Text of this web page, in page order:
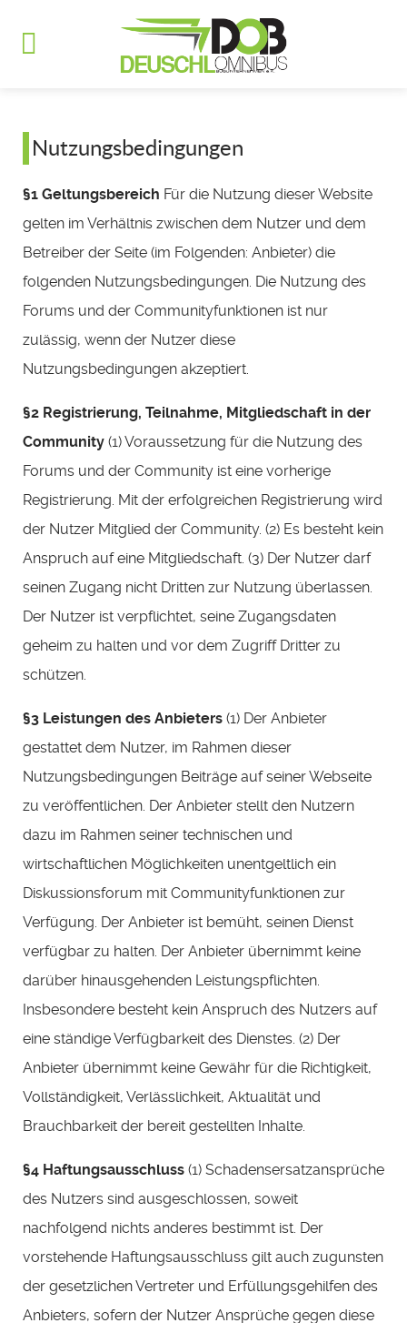
Nutzungsbedingungen
§1 Geltungsbereich Für die Nutzung dieser Website
gelten im Verhältnis zwischen dem Nutzer und dem
Betreiber der Seite (im Folgenden: Anbieter) die
folgenden Nutzungsbedingungen. Die Nutzung des
Forums und der Communityfunktionen ist nur
zulässig, wenn der Nutzer diese
Nutzungsbedingungen akzeptiert.
§2 Registrierung, Teilnahme, Mitgliedschaft in der
Community (1) Voraussetzung für die Nutzung des
Forums und der Community ist eine vorherige
Registrierung. Mit der erfolgreichen Registrierung wird
der Nutzer Mitglied der Community. (2) Es besteht kein
Anspruch auf eine Mitgliedschaft. (3) Der Nutzer darf
seinen Zugang nicht Dritten zur Nutzung überlassen.
Der Nutzer ist verpflichtet, seine Zugangsdaten
geheim zu halten und vor dem Zugriff Dritter zu
schützen.
§3 Leistungen des Anbieters (1) Der Anbieter
gestattet dem Nutzer, im Rahmen dieser
Nutzungsbedingungen Beiträge auf seiner Webseite
zu veröffentlichen. Der Anbieter stellt den Nutzern
dazu im Rahmen seiner technischen und
wirtschaftlichen Möglichkeiten unentgeltlich ein
Diskussionsforum mit Communityfunktionen zur
Verfügung. Der Anbieter ist bemüht, seinen Dienst
verfügbar zu halten. Der Anbieter übernimmt keine
darüber hinausgehenden Leistungspflichten.
Insbesondere besteht kein Anspruch des Nutzers auf
eine ständige Verfügbarkeit des Dienstes. (2) Der
Anbieter übernimmt keine Gewähr für die Richtigkeit,
Vollständigkeit, Verlässlichkeit, Aktualität und
Brauchbarkeit der bereit gestellten Inhalte.
§4 Haftungsausschluss (1) Schadensersatzansprüche
des Nutzers sind ausgeschlossen, soweit
nachfolgend nichts anderes bestimmt ist. Der
vorstehende Haftungsausschluss gilt auch zugunsten
der gesetzlichen Vertreter und Erfüllungsgehilfen des
Anbieters, sofern der Nutzer Ansprüche gegen diese